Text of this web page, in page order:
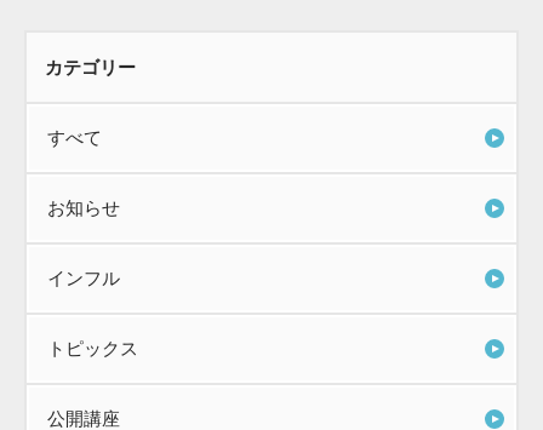
カテゴリー
すべて
お知らせ
インフル
トピックス
公開講座